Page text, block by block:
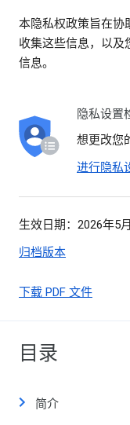
本隐私权政策旨在协
收集这些信息，以及
信息。
隐私设置
想更改您
进行隐私
生效日期：2026年5
归档版本
下载 PDF 文件
目录
简介